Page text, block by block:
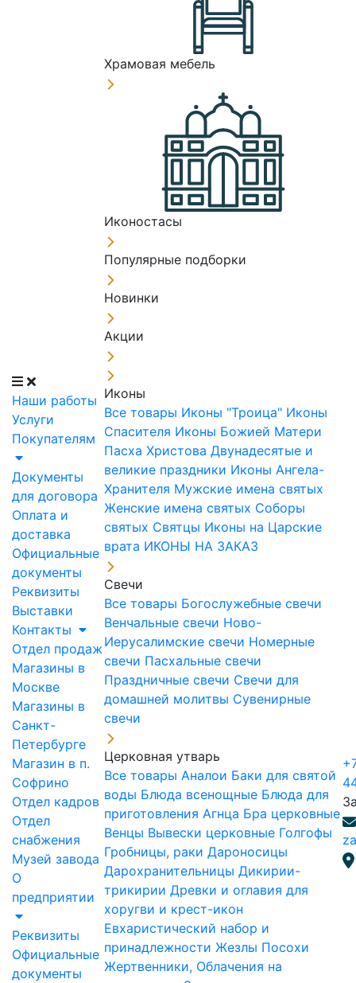
Наши работы
Услуги
Покупателям
Документы
для договора
Оплата и
доставка
Официальные
документы
Реквизиты
Выставки
Контакты
Отдел продаж
Магазины в
Москве
Магазины в
Санкт-
Петербурге
Магазин в п.
Софрино
Отдел кадров
Отдел
снабжения
Музей завода
О
предприятии
Реквизиты
Официальные
документы
Храмовая мебель
Иконостасы
Популярные подборки
Новинки
Акции
Иконы
Все товары Иконы "Троица" Иконы
Спасителя Иконы Божией Матери
Пасха Христова Двунадесятые и
великие праздники Иконы Ангела-
Хранителя Мужские имена святых
Женские имена святых Соборы
святых Святцы Иконы на Царские
врата ИКОНЫ НА ЗАКАЗ
Свечи
Все товары Богослужебные свечи
Венчальные свечи Ново-
Иерусалимские свечи Номерные
свечи Пасхальные свечи
Праздничные свечи Свечи для
домашней молитвы Сувенирные
свечи
Церковная утварь
Все товары Аналои Баки для святой
воды Блюда всенощные Блюда для
приготовления Агнца Бра церковные
Венцы Вывески церковные Голгофы
Гробницы, раки Дароносицы
Дарохранительницы Дикирии-
трикирии Древки и оглавия для
хоругви и крест-икон
Евхаристический набор и
принадлежности Жезлы Посохи
Жертвенники, Облачения на